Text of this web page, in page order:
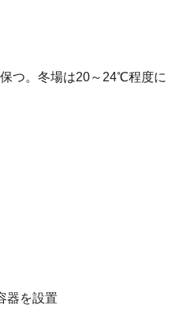
つ。冬場は20～24℃程度に
器を設置